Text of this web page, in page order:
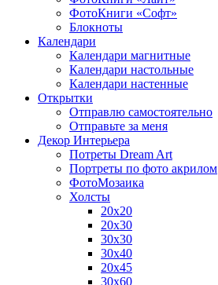
ФотоКниги «Софт»
Блокноты
Календари
Календари магнитные
Календари настольные
Календари настенные
Открытки
Отправлю самостоятельно
Отправьте за меня
Декор Интерьера
Потреты Dream Art
Портреты по фото акрилом
ФотоМозаика
Холсты
20х20
20х30
30х30
30х40
20х45
30х60